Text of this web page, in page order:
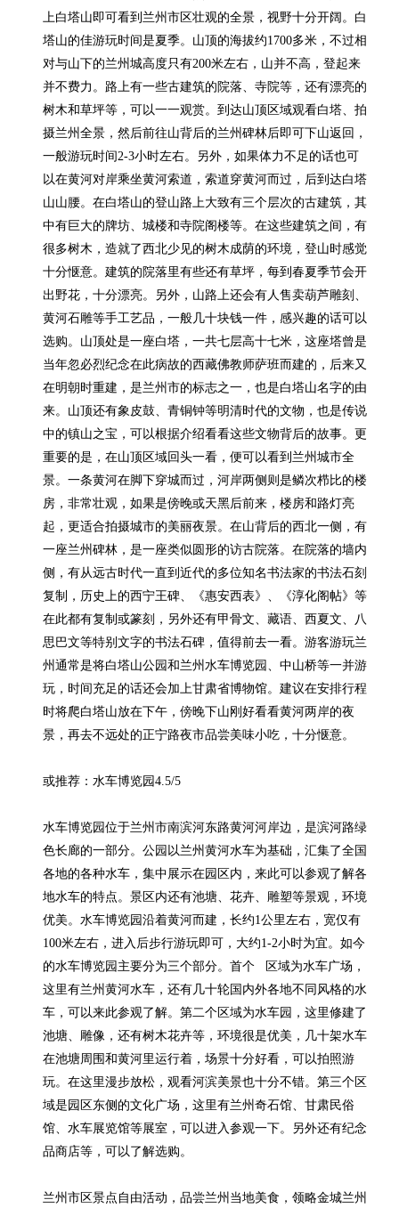
上白塔山即可看到兰州市区壮观的全景，视野十分开阔。白
塔山的佳游玩时间是夏季。山顶的海拔约1700多米，不过相
对与山下的兰州城高度只有200米左右，山并不高，登起来
并不费力。路上有一些古建筑的院落、寺院等，还有漂亮的
树木和草坪等，可以一一观赏。到达山顶区域观看白塔、拍
摄兰州全景，然后前往山背后的兰州碑林后即可下山返回，
一般游玩时间2-3小时左右。另外，如果体力不足的话也可
以在黄河对岸乘坐黄河索道，索道穿黄河而过，后到达白塔
山山腰。在白塔山的登山路上大致有三个层次的古建筑，其
中有巨大的牌坊、城楼和寺院阁楼等。在这些建筑之间，有
很多树木，造就了西北少见的树木成荫的环境，登山时感觉
十分惬意。建筑的院落里有些还有草坪，每到春夏季节会开
出野花，十分漂亮。另外，山路上还会有人售卖葫芦雕刻、
黄河石雕等手工艺品，一般几十块钱一件，感兴趣的话可以
选购。山顶处是一座白塔，一共七层高十七米，这座塔曾是
当年忽必烈纪念在此病故的西藏佛教师萨班而建的，后来又
在明朝时重建，是兰州市的标志之一，也是白塔山名字的由
来。山顶还有象皮鼓、青铜钟等明清时代的文物，也是传说
中的镇山之宝，可以根据介绍看看这些文物背后的故事。更
重要的是，在山顶区域回头一看，便可以看到兰州城市全
景。一条黄河在脚下穿城而过，河岸两侧则是鳞次栉比的楼
房，非常壮观，如果是傍晚或天黑后前来，楼房和路灯亮
起，更适合拍摄城市的美丽夜景。在山背后的西北一侧，有
一座兰州碑林，是一座类似圆形的访古院落。在院落的墙内
侧，有从远古时代一直到近代的多位知名书法家的书法石刻
复制，历史上的西宁王碑、《惠安西表》、《淳化阁帖》等
在此都有复制或篆刻，另外还有甲骨文、藏语、西夏文、八
思巴文等特别文字的书法石碑，值得前去一看。游客游玩兰
州通常是将白塔山公园和兰州水车博览园、中山桥等一并游
玩，时间充足的话还会加上甘肃省博物馆。建议在安排行程
时将爬白塔山放在下午，傍晚下山刚好看看黄河两岸的夜
景，再去不远处的正宁路夜市品尝美味小吃，十分惬意。
或推荐：水车博览园4.5/5
水车博览园位于兰州市南滨河东路黄河河岸边，是滨河路绿
色长廊的一部分。公园以兰州黄河水车为基础，汇集了全国
各地的各种水车，集中展示在园区内，来此可以参观了解各
地水车的特点。景区内还有池塘、花卉、雕塑等景观，环境
优美。水车博览园沿着黄河而建，长约1公里左右，宽仅有
100米左右，进入后步行游玩即可，大约1-2小时为宜。如今
的水车博览园主要分为三个部分。首个   区域为水车广场，
这里有兰州黄河水车，还有几十轮国内外各地不同风格的水
车，可以来此参观了解。第二个区域为水车园，这里修建了
池塘、雕像，还有树木花卉等，环境很是优美，几十架水车
在池塘周围和黄河里运行着，场景十分好看，可以拍照游
玩。在这里漫步放松，观看河滨美景也十分不错。第三个区
域是园区东侧的文化广场，这里有兰州奇石馆、甘肃民俗
馆、水车展览馆等展室，可以进入参观一下。另外还有纪念
品商店等，可以了解选购。
兰州市区景点自由活动，品尝兰州当地美食，领略金城兰州